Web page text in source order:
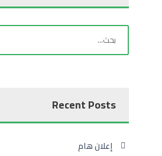
Recent Posts
إعلان هام